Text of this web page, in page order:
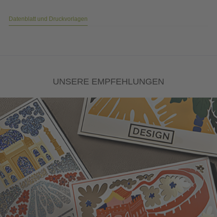
Datenblatt und Druckvorlagen
UNSERE EMPFEHLUNGEN